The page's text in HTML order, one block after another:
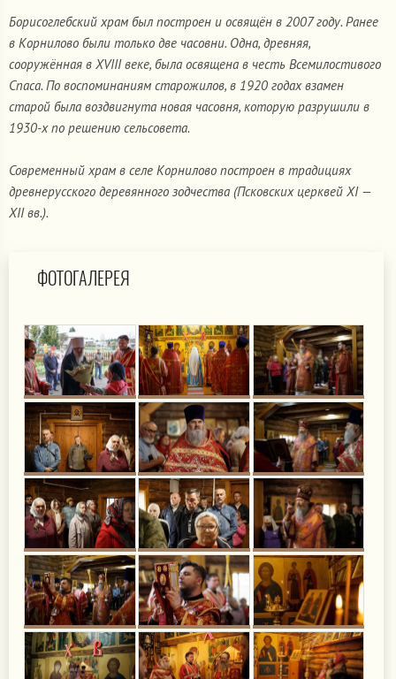
Борисоглебский храм был построен и освящён в 2007 году. Ранее
в Корнилово были только две часовни. Одна, древняя,
сооружённая в XVIII веке, была освящена в честь Всемилостивого
Спаса. По воспоминаниям старожилов, в 1920 годах взамен
старой была воздвигнута новая часовня, которую разрушили в
1930-х по решению сельсовета.
Современный храм в селе Корнилово построен в традициях
древнерусского деревянного зодчества (Псковских церквей XI —
XII вв.).
ФОТОГАЛЕРЕЯ